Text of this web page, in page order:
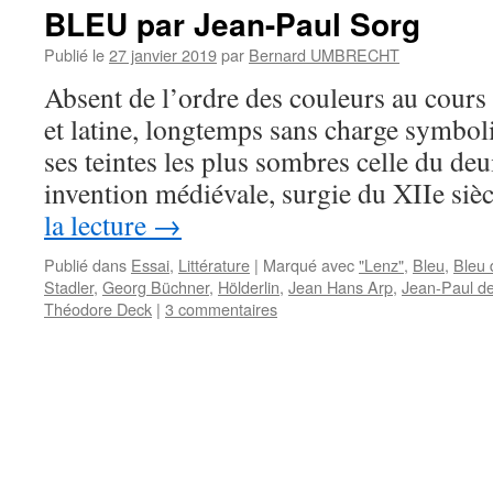
BLEU par Jean-Paul Sorg
Publié le27 janvier 2019par Bernard UMBRECHT
Absent de l’ordre des couleurs au
et latine, longtemps sans charge
ses teintes les plus sombres celle du
invention médiévale, surgie du XIIe
la lecture →
Publié dans Essai, Littérature | Marqué avec"Lenz", Bleu, Bleu
Stadler, Georg Büchner, Hölderlin, Jean Hans Arp, Jean-Paul
Théodore Deck | 3 commentaires